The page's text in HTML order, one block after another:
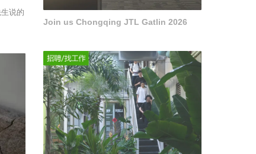
说的
Join us Chongqing JTL Gatlin 2026